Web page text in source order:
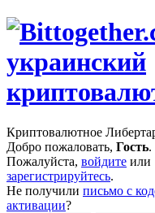
Криптовалютное
Добро пожаловать, Гость.
Пожалуйста, войдите или
зарегистрируйтесь.
Не получили письмо с
активации?